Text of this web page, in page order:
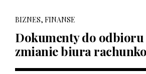
BIZNES, FINANSE
Dokumenty do
zmianie biura